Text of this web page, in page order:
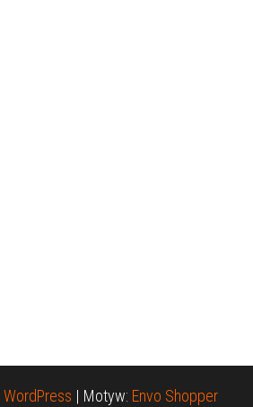
WordPress | Motyw: Envo Shopper